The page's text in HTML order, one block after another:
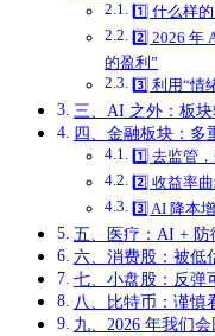
1️⃣ 什么样
2️⃣ 2026 年
的盈利”
3️⃣ 利用“情
三、AI 之外：板
四、金融板块：多
1️⃣ 去监管
2️⃣ 收益率
3️⃣ AI 降本
五、医疗：AI + 防
六、消费股：被低
七、小盘股：反弹
八、比特币：谨慎
九、2026 年我们